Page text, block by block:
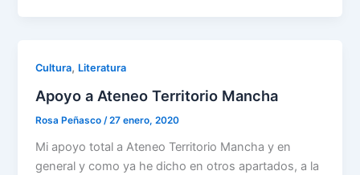
Cultura, Literatura
Apoyo a Ateneo Territorio Mancha
Rosa Peñasco/27 enero, 2020
Mi apoyo total a Ateneo Territorio Mancha y en
general y como ya he dicho en otros apartados, a la